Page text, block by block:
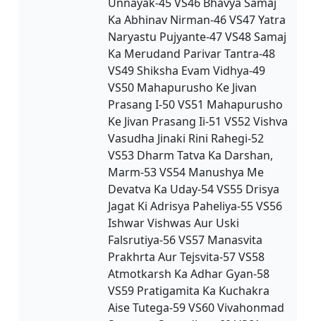
Ka Abhinav Nirman-46 VS47 Yatra
Naryastu Pujyante-47 VS48 Samaj
Ka Merudand Parivar Tantra-48
VS49 Shiksha Evam Vidhya-49
VS50 Mahapurusho Ke Jivan
Prasang I-50 VS51 Mahapurusho
Ke Jivan Prasang Ii-51 VS52 Vishva
Vasudha Jinaki Rini Rahegi-52
VS53 Dharm Tatva Ka Darshan,
Marm-53 VS54 Manushya Me
Devatva Ka Uday-54 VS55 Drisya
Jagat Ki Adrisya Paheliya-55 VS56
Ishwar Vishwas Aur Uski
Falsrutiya-56 VS57 Manasvita
Prakhrta Aur Tejsvita-57 VS58
Atmotkarsh Ka Adhar Gyan-58
VS59 Pratigamita Ka Kuchakra
Aise Tutega-59 VS60 Vivahonmad